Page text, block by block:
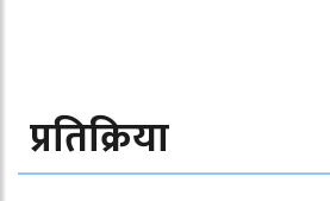
प्रतिक्रिया